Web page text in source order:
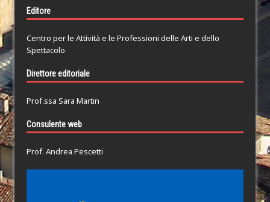
Editore
Centro per le Attività e le Professioni delle Arti e dello
Spettacolo
Direttore editoriale
Prof.ssa Sara Martin
Consulente web
Prof. Andrea Pescetti